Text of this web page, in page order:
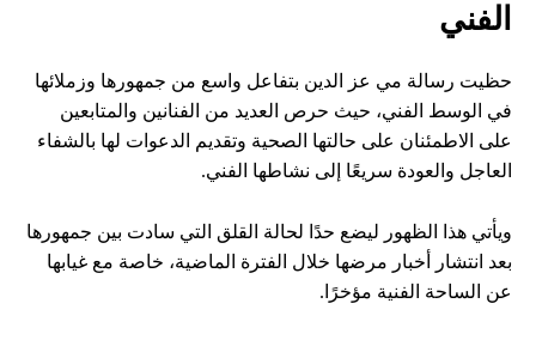
الفني
حظيت رسالة مي عز الدين بتفاعل واسع من جمهورها وزملائها
في الوسط الفني، حيث حرص العديد من الفنانين والمتابعين
على الاطمئنان على حالتها الصحية وتقديم الدعوات لها بالشفاء
العاجل والعودة سريعًا إلى نشاطها الفني.
ويأتي هذا الظهور ليضع حدًا لحالة القلق التي سادت بين جمهورها
بعد انتشار أخبار مرضها خلال الفترة الماضية، خاصة مع غيابها
عن الساحة الفنية مؤخرًا.